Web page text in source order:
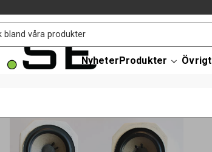
NyheterProdukter Övrigt